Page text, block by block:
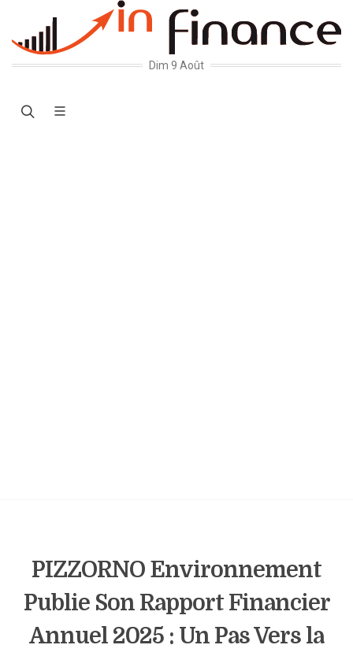
Dim 9 Août
PIZZORNO Environnement
Publie Son Rapport Financier
Annuel 2025 : Un Pas Vers la